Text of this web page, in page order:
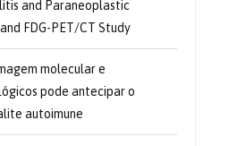
and Paraneoplastic
FDG-PET/CT Study
molecular e
pode antecipar o
autoimune